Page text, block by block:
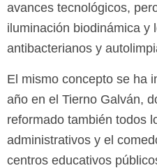
avances tecnológicos,
iluminación biodinámica y
antibacterianos y
El mismo concepto se ha
año en el Tierno Galván,
reformado también todos
administrativos y el
centros educativos